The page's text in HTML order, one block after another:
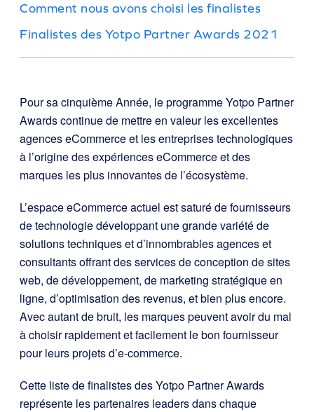
Comment nous avons choisi les finalistes
Finalistes des Yotpo Partner Awards 2021
Pour sa cinquième Année, le programme Yotpo Partner
Awards continue de mettre en valeur les excellentes
agences eCommerce et les entreprises technologiques
à l’origine des expériences eCommerce et des
marques les plus innovantes de l’écosystème.
L’espace eCommerce actuel est saturé de fournisseurs
de technologie développant une grande variété de
solutions techniques et d’innombrables agences et
consultants offrant des services de conception de sites
web, de développement, de marketing stratégique en
ligne, d’optimisation des revenus, et bien plus encore.
Avec autant de bruit, les marques peuvent avoir du mal
à choisir rapidement et facilement le bon fournisseur
pour leurs projets d’e-commerce.
Cette liste de finalistes des Yotpo Partner Awards
représente les partenaires leaders dans chaque